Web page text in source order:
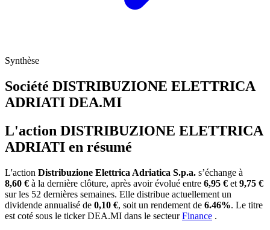
Synthèse
Société DISTRIBUZIONE ELETTRICA
ADRIATI DEA.MI
L'action DISTRIBUZIONE ELETTRICA
ADRIATI en résumé
L'action Distribuzione Elettrica Adriatica S.p.a. s’échange à
8,60 € à la dernière clôture, après avoir évolué entre 6,95 € et 9,75 €
sur les 52 dernières semaines. Elle distribue actuellement un
dividende annualisé de 0,10 €, soit un rendement de 6.46%. Le titre
est coté sous le tickerDEA.MI dans le secteurFinance .